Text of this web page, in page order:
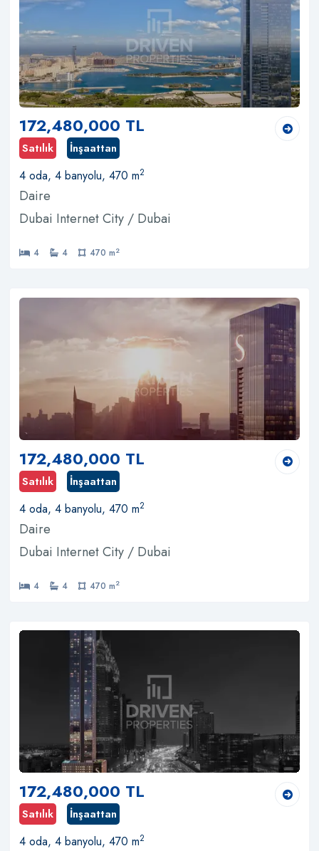
172,480,000 TL
Satılık İnşaattan
4 oda, 4 banyolu, 470 m2
Daire
Dubai Internet City / Dubai
4 4 470 m2
172,480,000 TL
Satılık İnşaattan
4 oda, 4 banyolu, 470 m2
Daire
Dubai Internet City / Dubai
4 4 470 m2
172,480,000 TL
Satılık İnşaattan
4 oda, 4 banyolu, 470 m2